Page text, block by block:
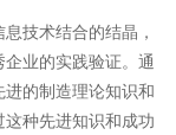
技术结合的结晶，
业的实践验证。通
的制造理论知识和
种先进知识和成功